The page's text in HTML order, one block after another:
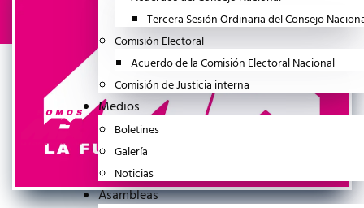
Tercera Sesión Ordinaria del Consejo
Comisión Electoral
Acuerdo de la Comisión Electoral Nacional
Comisión de Justicia interna
Medios
Boletines
Galería
Noticias
Asambleas